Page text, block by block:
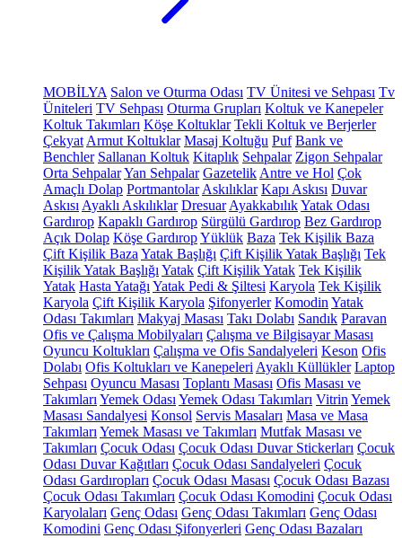
MOBİLYA Salon ve Oturma Odası TV Ünitesi ve Sehpası Tv
Üniteleri TV Sehpası Oturma Grupları Koltuk ve Kanepeler
Koltuk Takımları Köşe Koltuklar Tekli Koltuk ve Berjerler
Çekyat Armut Koltuklar Masaj Koltuğu Puf Bank ve
Benchler Sallanan Koltuk Kitaplık Sehpalar Zigon Sehpalar
Orta SehpalarYan Sehpalar Gazetelik Antre ve Hol Çok
Amaçlı Dolap Portmantolar Askılıklar Kapı Askısı Duvar
Askısı Ayaklı Askılıklar Dresuar AyakkabılıkYatak Odası
Gardırop Kapaklı Gardırop Sürgülü Gardırop Bez Gardırop
Açık Dolap Köşe GardıropYüklük Baza Tek Kişilik Baza
Çift Kişilik Baza Yatak Başlığı Çift Kişilik Yatak Başlığı Tek
Kişilik Yatak Başlığı Yatak Çift Kişilik Yatak Tek Kişilik
Yatak Hasta Yatağı Yatak Pedi & Şiltesi Karyola Tek Kişilik
Karyola Çift Kişilik Karyola Şifonyerler Komodin Yatak
Odası Takımları Makyaj Masası Takı Dolabı Sandık Paravan
Ofis ve Çalışma Mobilyaları Çalışma ve Bilgisayar Masası
Oyuncu Koltukları Çalışma ve Ofis Sandalyeleri Keson Ofis
Dolabı Ofis Koltukları ve Kanepeleri Ayaklı Küllükler Laptop
Sehpası Oyuncu Masası Toplantı Masası Ofis Masası ve
Takımları Yemek Odası Yemek Odası Takımları Vitrin Yemek
Masası Sandalyesi Konsol Servis Masaları Masa ve Masa
Takımları Yemek Masası ve Takımları Mutfak Masası ve
Takımları Çocuk Odası Çocuk Odası Duvar Stickerları Çocuk
Odası Duvar Kağıtları Çocuk Odası Sandalyeleri Çocuk
Odası Gardıropları Çocuk Odası Masası Çocuk Odası Bazası
Çocuk Odası Takımları Çocuk Odası Komodini Çocuk Odası
Karyolaları Genç Odası Genç Odası Takımları Genç Odası
Komodini Genç Odası Şifonyerleri Genç Odası Bazaları